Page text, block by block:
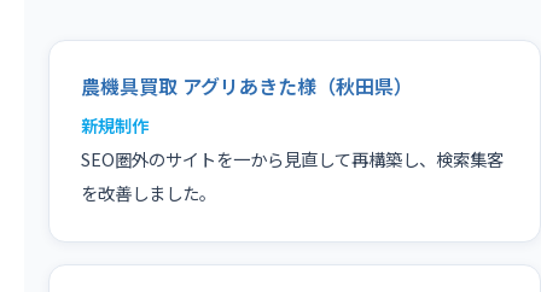
農機具買取 アグリあきた様（秋田県）
新規制作
SEO圏外のサイトを一から見直して再構築し、検索集客
を改善しました。